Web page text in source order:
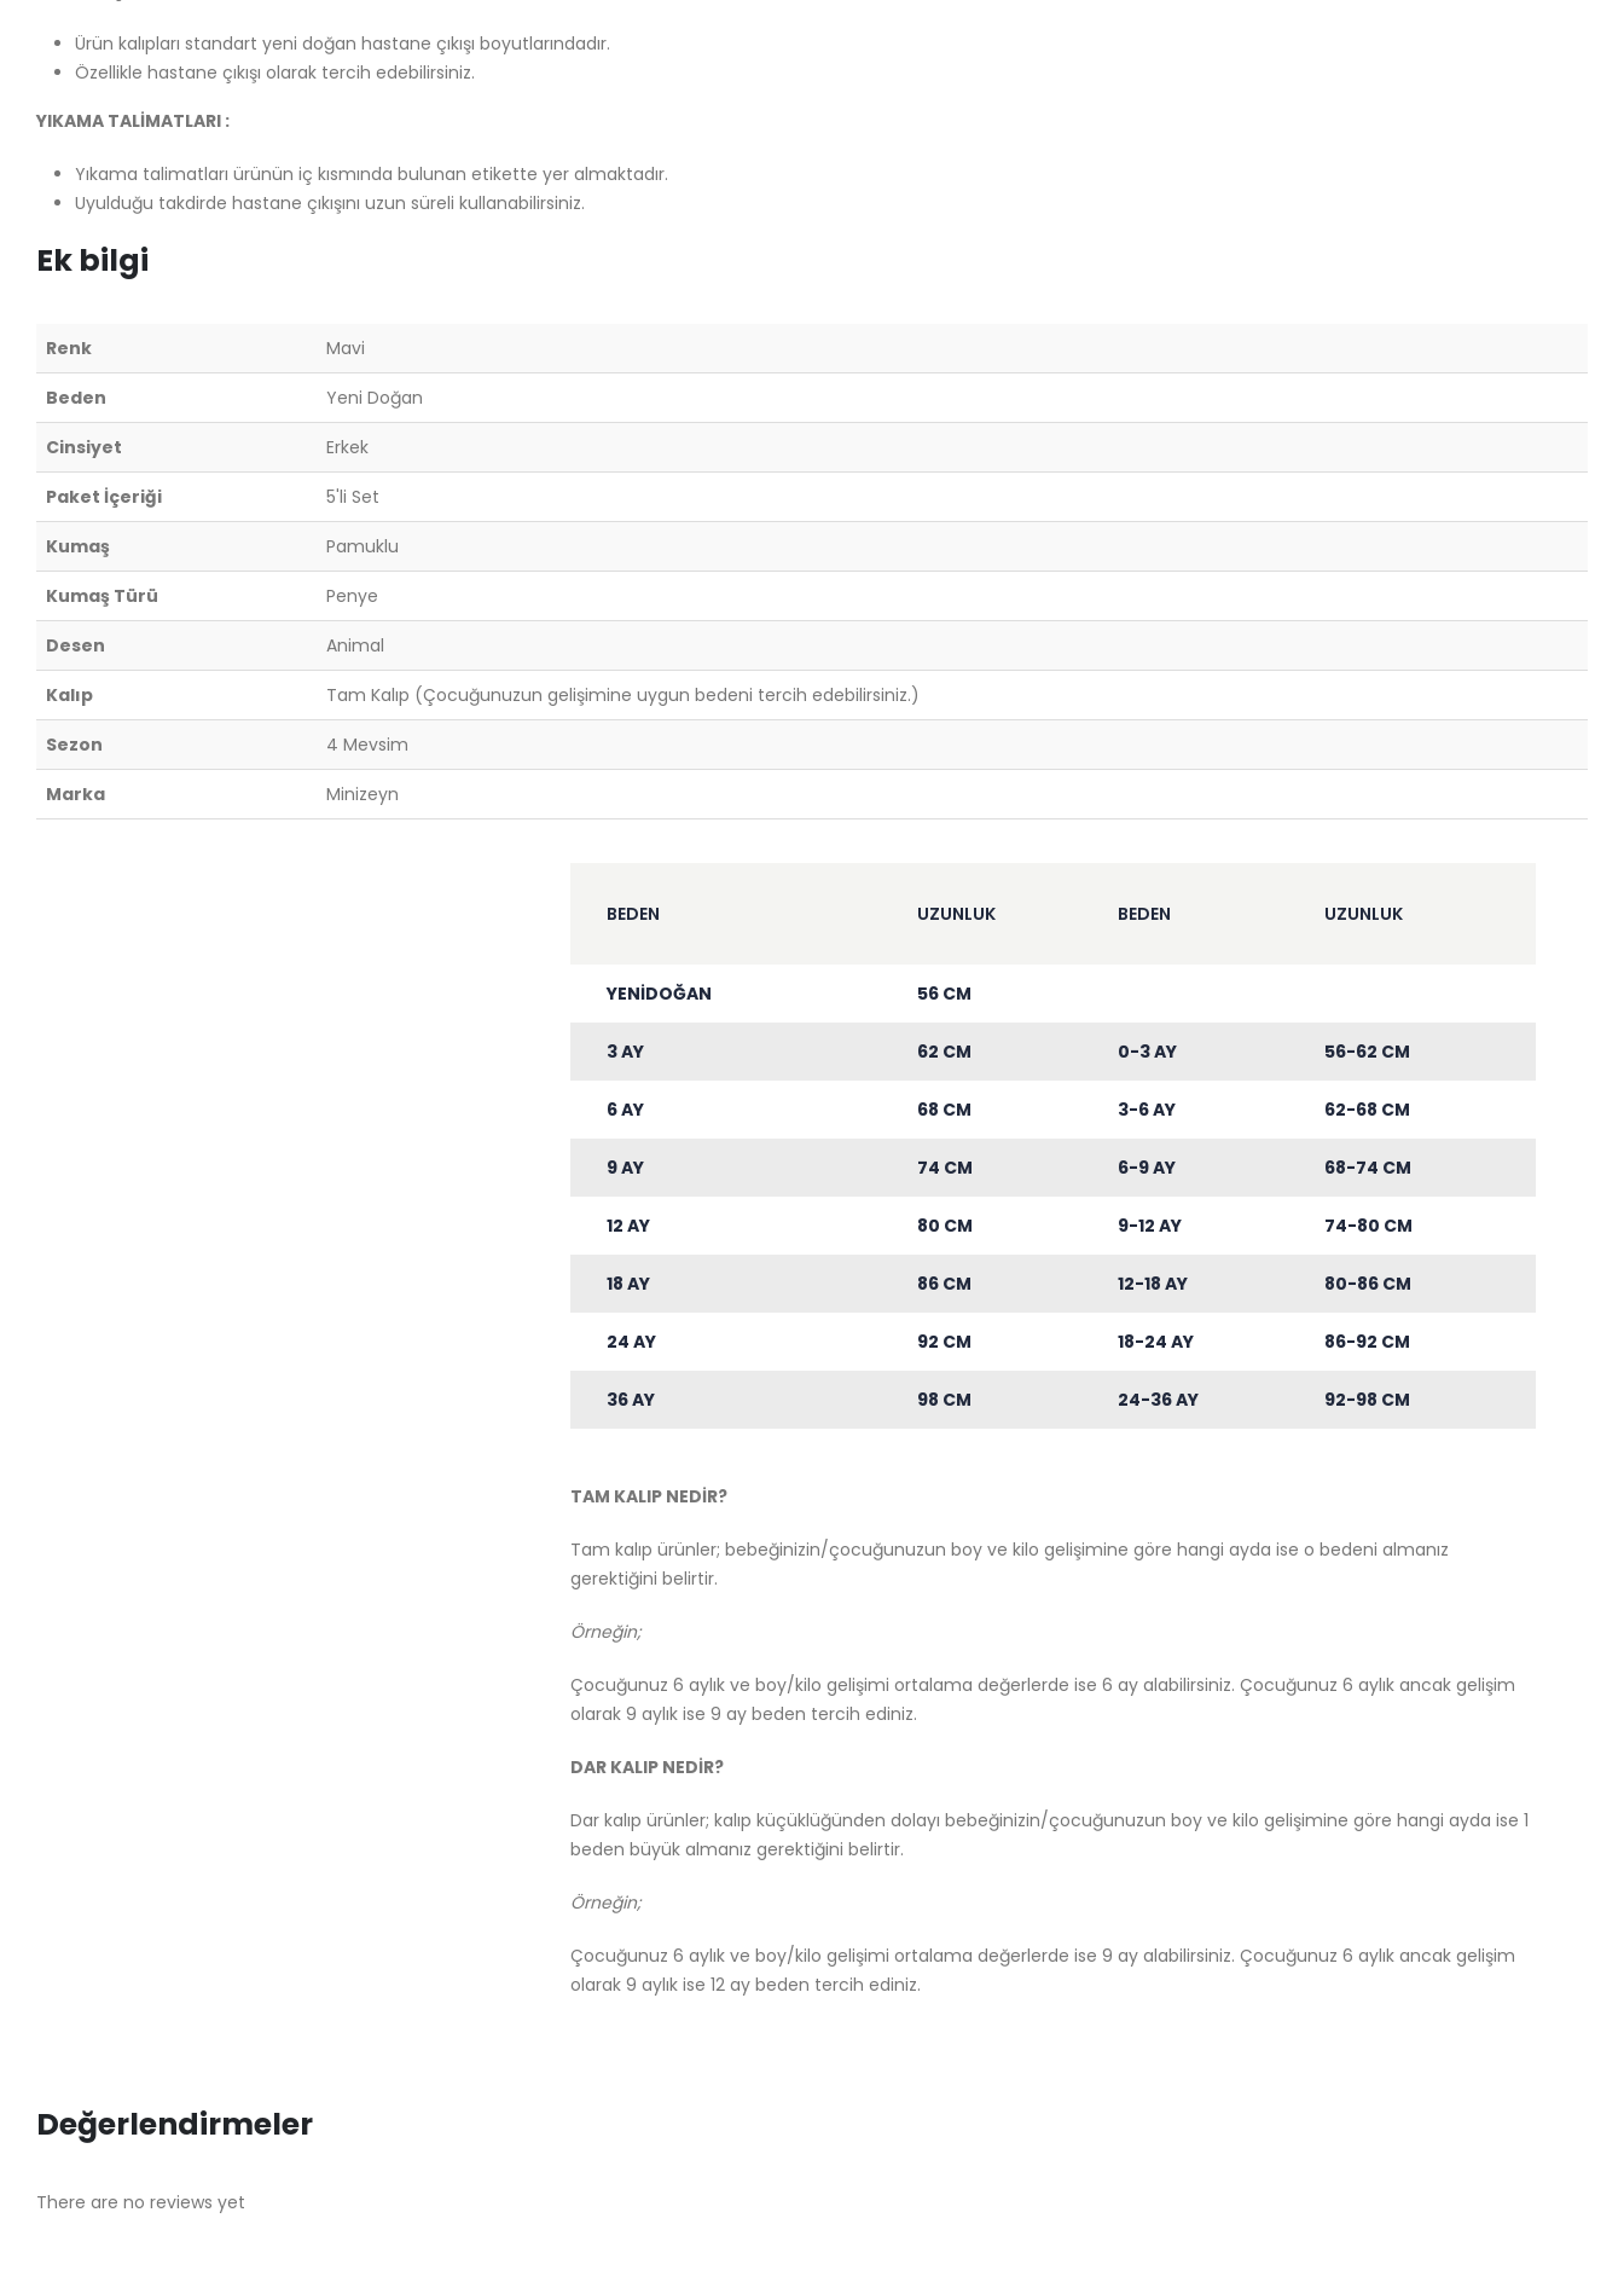
Ürün kalıpları standart yeni doğan hastane çıkışı boyutlarındadır.
Özellikle hastane çıkışı olarak tercih edebilirsiniz.
YIKAMA TALİMATLARI :
Yıkama talimatları ürünün iç kısmında bulunan etikette yer almaktadır.
Uyulduğu takdirde hastane çıkışını uzun süreli kullanabilirsiniz.
Ek bilgi
Renk Mavi
Beden Yeni Doğan
Cinsiyet Erkek
Paket İçeriği 5'li Set
Kumaş Pamuklu
Kumaş Türü Penye
Desen Animal
Kalıp Tam Kalıp (Çocuğunuzun gelişimine uygun bedeni tercih edebilirsiniz.)
Sezon 4 Mevsim
Marka Minizeyn
BEDEN UZUNLUK BEDEN UZUNLUK
YENİDOĞAN 56 CM
3 AY 62 CM 0-3 AY 56-62 CM
6 AY 68 CM 3-6 AY 62-68 CM
9 AY 74 CM 6-9 AY 68-74 CM
12 AY 80 CM 9-12 AY 74-80 CM
18 AY 86 CM 12-18 AY 80-86 CM
24 AY 92 CM 18-24 AY 86-92 CM
36 AY 98 CM 24-36 AY 92-98 CM
TAM KALIP NEDİR?
Tam kalıp ürünler; bebeğinizin/çocuğunuzun boy ve kilo gelişimine göre hangi ayda ise o bedeni almanız
gerektiğini belirtir.
Örneğin;
Çocuğunuz 6 aylık ve boy/kilo gelişimi ortalama değerlerde ise 6 ay alabilirsiniz. Çocuğunuz 6 aylık ancak gelişim
olarak 9 aylık ise 9 ay beden tercih ediniz.
DAR KALIP NEDİR?
Dar kalıp ürünler; kalıp küçüklüğünden dolayı bebeğinizin/çocuğunuzun boy ve kilo gelişimine göre hangi ayda ise 1
beden büyük almanız gerektiğini belirtir.
Örneğin;
Çocuğunuz 6 aylık ve boy/kilo gelişimi ortalama değerlerde ise 9 ay alabilirsiniz. Çocuğunuz 6 aylık ancak gelişim
olarak 9 aylık ise 12 ay beden tercih ediniz.
Değerlendirmeler
There are no reviews yet